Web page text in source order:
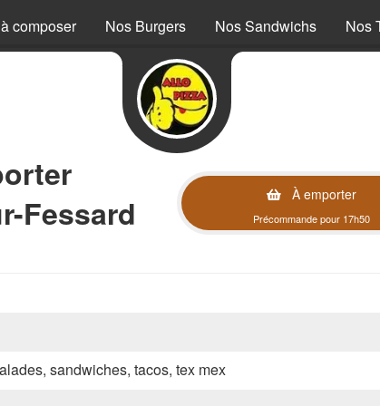
composer Nos Burgers Nos Sandwichs Nos
Fessard
À emporter
Précommande pour 17h50
sandwiches, tacos, tex mex